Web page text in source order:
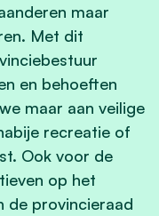
maar
Met dit
en behoeften
maar aan veilige
recreatie of
Ook voor de
op het
de provincieraad